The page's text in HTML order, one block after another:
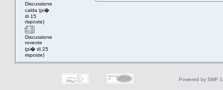
Discussione
calda (pi�
di 15
risposte)
Discussione
rovente
(pi� di 25
risposte)
Powered by SMF